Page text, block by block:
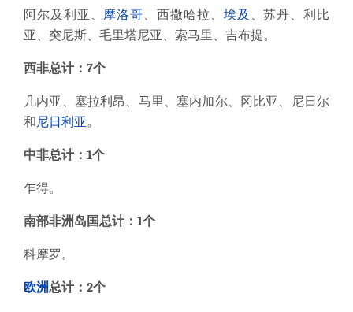
阿尔及利亚、 摩洛哥、西撒哈拉、 埃及 、苏丹、利比
亚、突尼斯、毛里塔尼亚、索马里、吉布提。
西非总计：7个
几内亚、塞拉利昂、马里、塞内加尔、冈比亚、尼日尔
和尼日利亚。
中非总计：1个
乍得。
南部非洲岛国总计：1个
科摩罗。
欧洲总计：2个